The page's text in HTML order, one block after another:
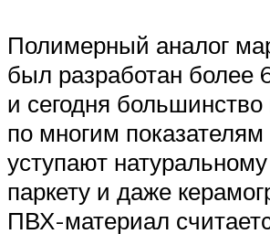
Полимерный аналог
был разработан более
и сегодня большинство
по многим показателям
уступают
паркету и даже
ПВХ-материал